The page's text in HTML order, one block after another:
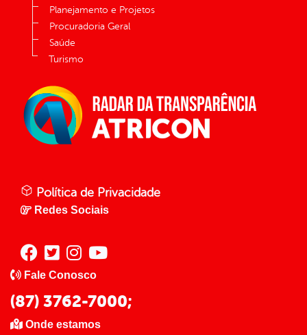
Planejamento e Projetos
Procuradoria Geral
Saúde
Turismo
Política de Privacidade
Redes Sociais
Fale Conosco
(87) 3762-7000;
Onde estamos